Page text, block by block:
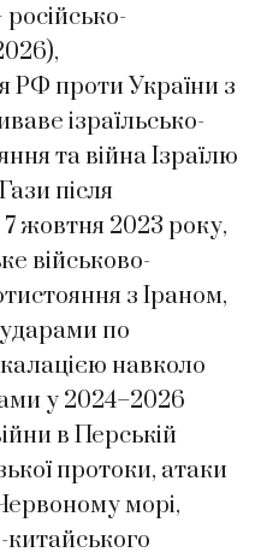
РФ проти України з
ізраїльсько-
та війна Ізраїлю
після
жовтня 2023 року,
військово-
з Іраном,
по
навколо
у 2024–2026
в Перській
протоки, атаки
морі,